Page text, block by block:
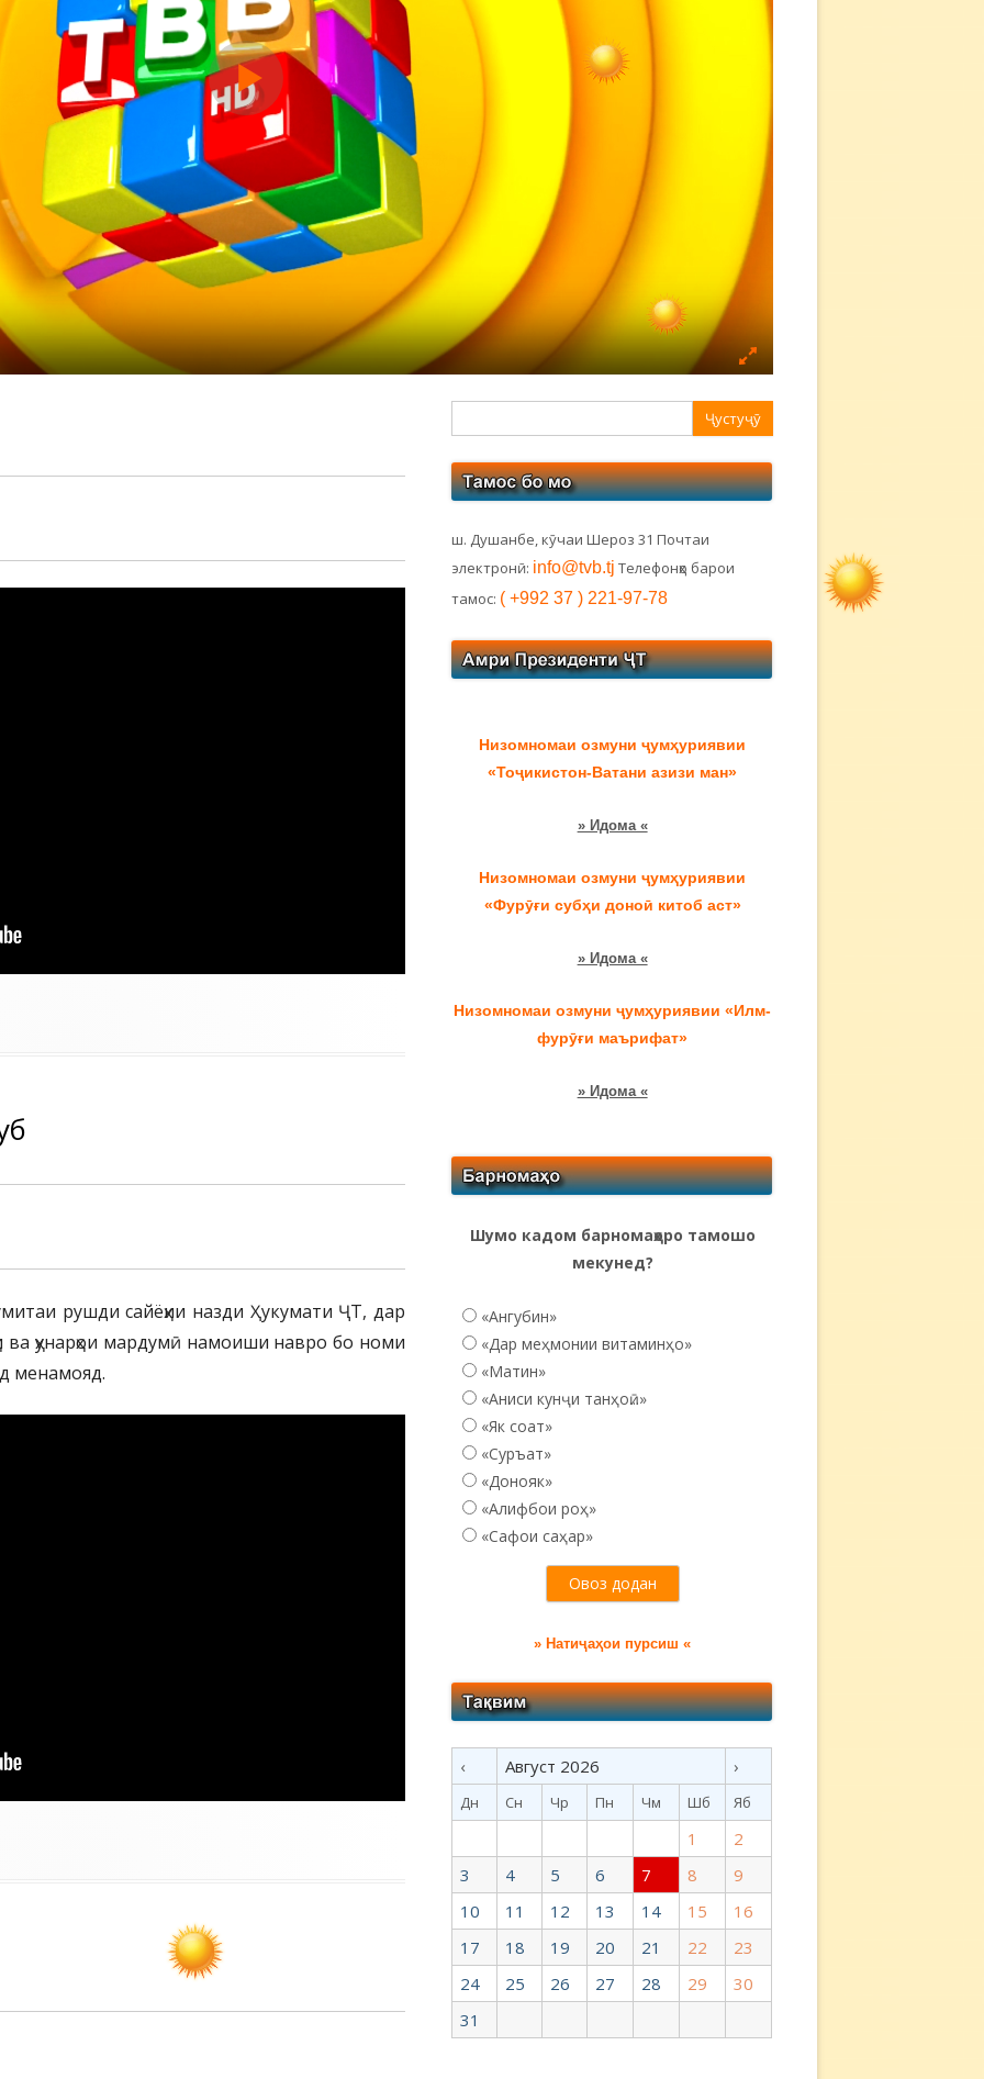
рушди сайёҳии назди Ҳукумати ҶТ, дар
ва ҳунарҳои мардумӣ намоиши навро бо номи
менамояд.
боковая
ш. Душанбе, кӯчаи Шероз 31 Почтаи
электронӣ: info@tvb.tj Телефонҳо барои
тамос: ( +992 37 ) 221-97-78
Низомномаи озмуни ҷумҳуриявии
«Тоҷикистон-Ватани азизи ман»
» Идома «
Низомномаи озмуни ҷумҳуриявии
«Фурӯғи субҳи доноӣ китоб аст»
» Идома «
Низомномаи озмуни ҷумҳуриявии «Илм-
фурӯғи маърифат»
» Идома «
Шумо кадом барномаҳоро тамошо
мекунед?
«Ангубин»
«Дар меҳмонии витаминҳо»
«Матин»
«Аниси кунҷи танҳоӣ...»
«Як соат»
«Суръат»
«Донояк»
«Алифбои роҳ»
«Сафои саҳар»
» Натиҷаҳои пурсиш «
‹ Август 2026 ›
Дн Сн Чр Пн Чм Шб Яб
1
2
3
4 5 6 7 8
9
10
11 12 13 14 15
16
17
18 19 20 21 22
23
24
25 26 27 28 29
30
31